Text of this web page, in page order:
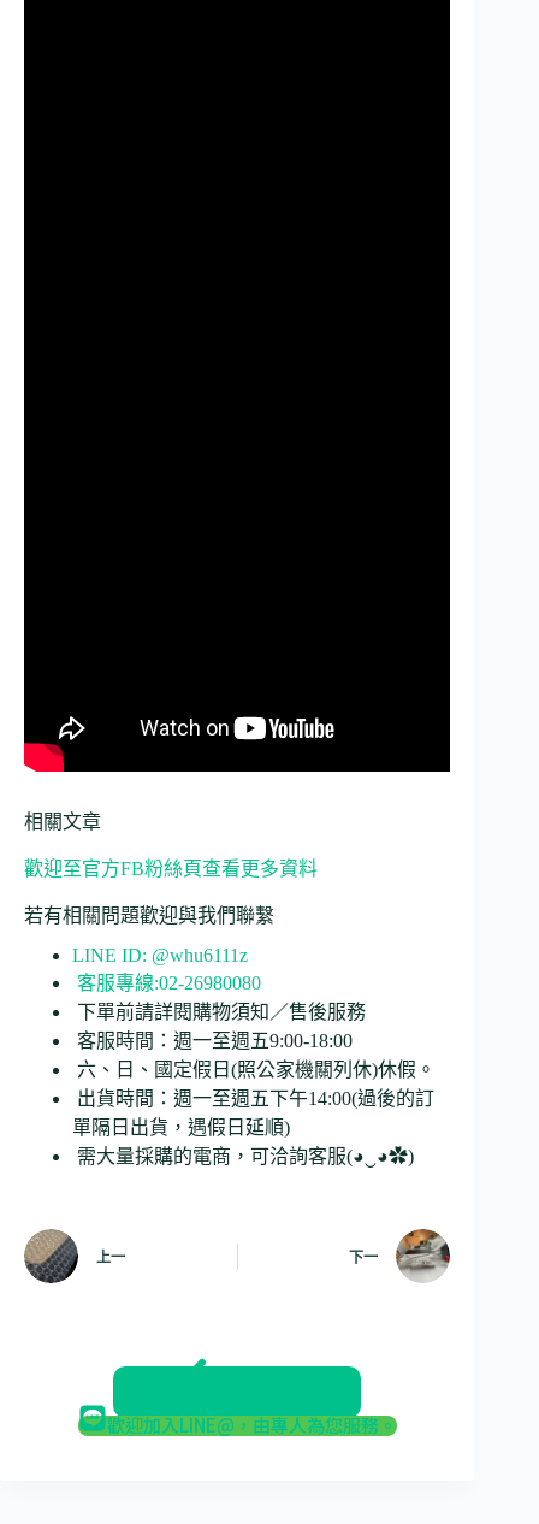
相關文章
歡迎至官方FB粉絲頁查看更多資料
若有相關問題歡迎與我們聯繫
LINE ID: @whu6111z
客服專線:02-26980080
下單前請詳閱購物須知／售後服務
客服時間：週一至週五9:00-18:00
六、日、國定假日(照公家機關列休)休假。
出貨時間：週一至週五下午14:00(過後的訂
單隔日出貨，遇假日延順)
需大量採購的電商，可洽詢客服(◕‿◕✿)
上一 下一
歡迎加入LINE@，由專人為您服務。